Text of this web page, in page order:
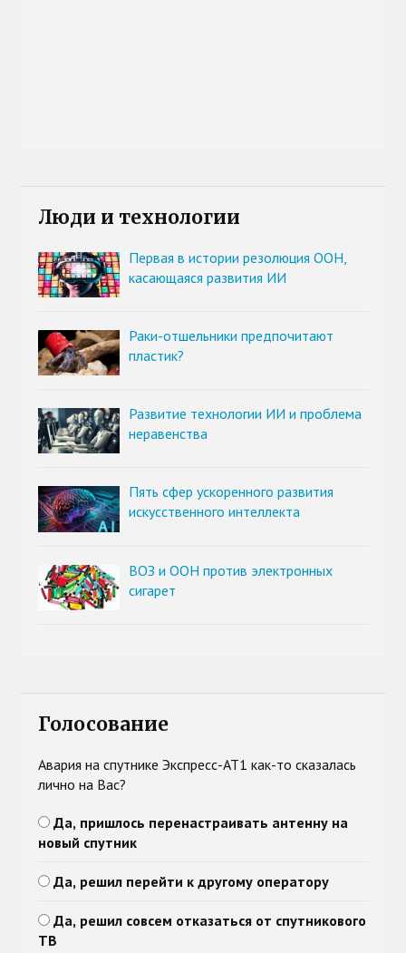
Люди и технологии
Первая в истории резолюция ООН,
касающаяся развития ИИ
Раки-отшельники предпочитают
пластик?
Развитие технологии ИИ и проблема
неравенства
Пять сфер ускоренного развития
искусственного интеллекта
ВОЗ и ООН против электронных
сигарет
Голосование
Авария на спутнике Экспресс-АТ1 как-то сказалась
лично на Вас?
Да, пришлось перенастраивать антенну на
новый спутник
Да, решил перейти к другому оператору
Да, решил совсем отказаться от спутникового
ТВ